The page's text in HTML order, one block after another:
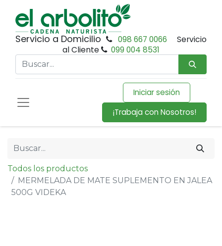
Servicio a Domicilio 098 667 0066
Servicio
al Cliente
099 004 8531
Iniciar sesión
¡Trabaja con Nosotros!
Todos los productos
MERMELADA DE MATE SUPLEMENTO EN JALEA
500G VIDEKA